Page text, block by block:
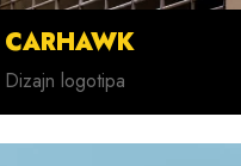
CARHAWK
Dizajn logotipa